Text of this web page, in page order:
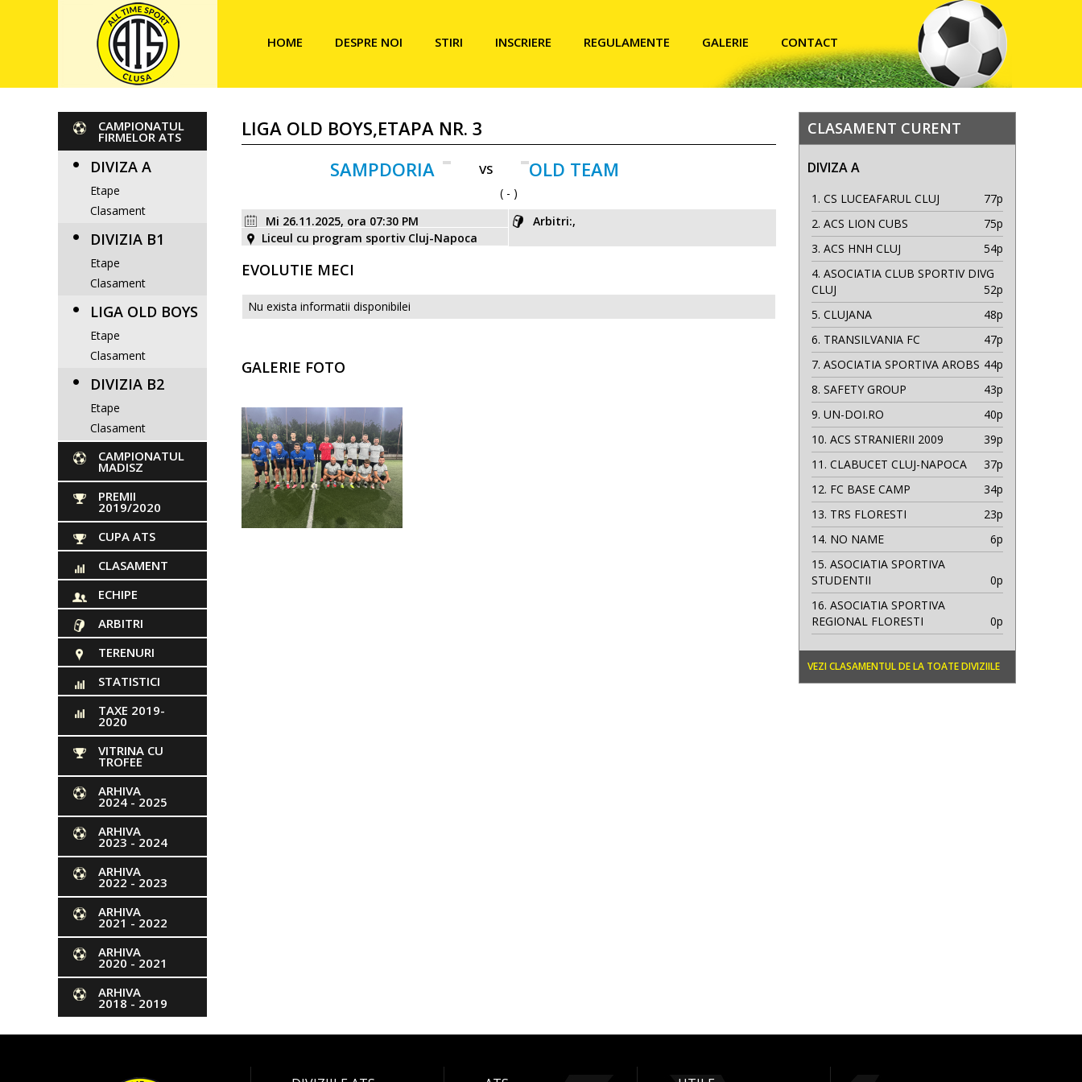
HOME DESPRE NOI STIRI INSCRIERE REGULAMENTE GALERIE CONTACT
CAMPIONATUL
FIRMELOR ATS
DIVIZA A
Etape
Clasament
DIVIZIA B1
Etape
Clasament
LIGA OLD BOYS
Etape
Clasament
DIVIZIA B2
Etape
Clasament
CAMPIONATUL
MADISZ
PREMII
2019/2020
CUPA ATS
CLASAMENT
ECHIPE
ARBITRI
TERENURI
STATISTICI
TAXE 2019-
2020
VITRINA CU
TROFEE
ARHIVA
2024 - 2025
ARHIVA
2023 - 2024
ARHIVA
2022 - 2023
ARHIVA
2021 - 2022
ARHIVA
2020 - 2021
ARHIVA
2018 - 2019
LIGA OLD BOYS,ETAPA NR. 3
SAMPDORIA
VS OLD TEAM
( - )
Mi 26.11.2025, ora 07:30 PM
Liceul cu program sportiv Cluj-Napoca
Arbitri:,
EVOLUTIE MECI
Nu exista informatii disponibilei
GALERIE FOTO
CLASAMENT CURENT
DIVIZA A
1. CS LUCEAFARUL CLUJ
77p
2. ACS LION CUBS
75p
3. ACS HNH CLUJ
54p
4. ASOCIATIA CLUB SPORTIV DIVG
CLUJ
52p
5. CLUJANA
48p
6. TRANSILVANIA FC
47p
7. ASOCIATIA SPORTIVA AROBS 44p
8. SAFETY GROUP
43p
9. UN-DOI.RO
40p
10. ACS STRANIERII 2009
39p
11. CLABUCET CLUJ-NAPOCA
37p
12. FC BASE CAMP
34p
13. TRS FLORESTI
23p
14. NO NAME
6p
15. ASOCIATIA SPORTIVA
STUDENTII
0p
16. ASOCIATIA SPORTIVA
REGIONAL FLORESTI
0p
VEZI CLASAMENTUL DE LA TOATE DIVIZIILE